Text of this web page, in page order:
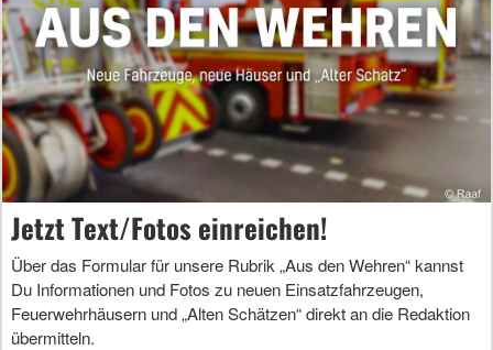
Jetzt Text/Fotos einreichen!
Über das Formular für unsere Rubrik „Aus den Wehren“ kannst
Du Informationen und Fotos zu neuen Einsatzfahrzeugen,
Feuerwehrhäusern und „Alten Schätzen“ direkt an die Redaktion
übermitteln.